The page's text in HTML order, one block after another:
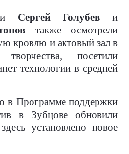
Сергей Голубев и
также осмотрели
кровлю и актовый зал в
посетили
технологии в средней
в Программе поддержки
в Зубцове обновили
установлено новое